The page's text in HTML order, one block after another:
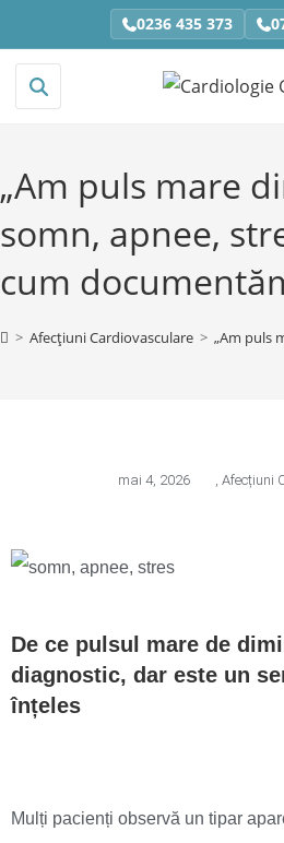
0236 435 373
„Am puls mare
somn, apnee,
cum
> Afecțiuni Cardiovasculare > „Am puls
mai 4, 2026 , Afecțiuni
De ce pulsul mare de
diagnostic, dar este un
înțeles
Mulți pacienți observă un tipar